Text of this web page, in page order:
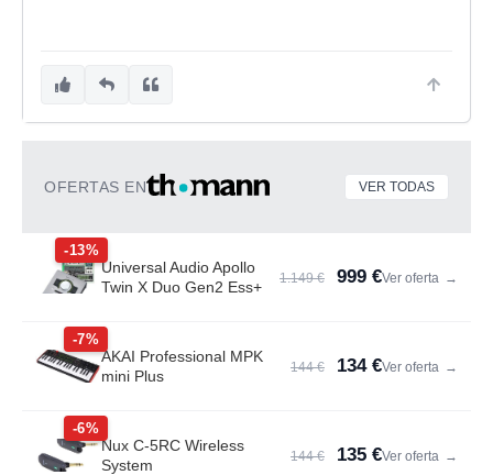
OFERTAS EN VER TODAS
-13%
Universal Audio Apollo
Twin X Duo Gen2 Ess+
1.149 € 999 €Ver oferta →
-7%
AKAI Professional MPK
mini Plus
144 € 134 €Ver oferta →
-6%
Nux C-5RC Wireless
System
144 € 135 €Ver oferta →